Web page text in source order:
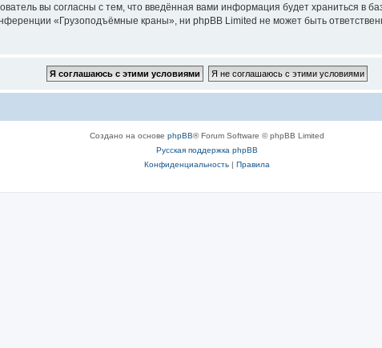
вы согласны с тем, что введённая вами информация будет храниться в
«Грузоподъёмные краны», ни phpBB Limited не может быть
Создано на основе phpBB® Forum Software © phpBB Limited
Русская поддержка phpBB
Конфиденциальность| Правила